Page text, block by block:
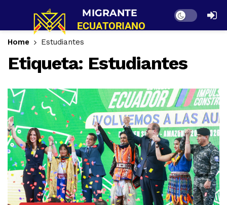
Dark mode
Home Estudiantes
Etiqueta: Estudiantes